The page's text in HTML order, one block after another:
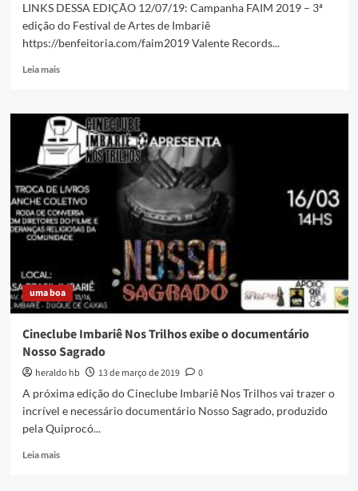
LINKS DESSA EDIÇÃO 12/07/19: Campanha FAIM 2019 – 3ª
edição do Festival de Artes de Imbariê
https://benfeitoria.com/faim2019 Valente Records...
Leia maisRead
[
PAPO
CAXIAS
]
Arte,
Cultura
e
Coisas
Maneiras
12/07/19
uma boa
Cineclube Imbariê Nos Trilhos exibe o documentário
Nosso Sagrado
heraldo hb 13 de março de 2019
0
A próxima edição do Cineclube Imbariê Nos Trilhos vai trazer o
incrível e necessário documentário Nosso Sagrado, produzido
pela Quiprocó...
Leia maisRead